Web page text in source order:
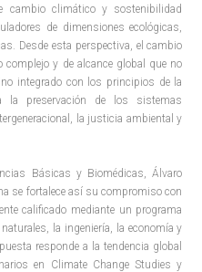
cambio climático y sostenibilidad
de dimensiones ecológicas,
Desde esta perspectiva, el cambio
y de alcance global que no
integrado con los principios de la
la preservación de los sistemas
la justicia ambiental y
Básicas y Biomédicas, Álvaro
se fortalece así su compromiso con
calificado mediante un programa
la ingeniería, la economía y
responde a la tendencia global
en Climate Change Studies y